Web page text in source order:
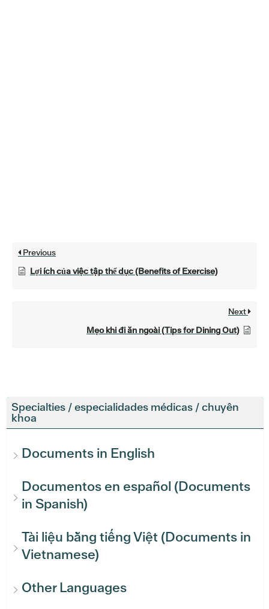
Specialties / especialidades médicas / chuyên
khoa
Documents in English
Documentos en español (Documents
in Spanish)
Tài liệu bằng tiếng Việt (Documents in
Vietnamese)
Other Languages
Previous
Lợi ích của việc tập thể dục (Benefits of Exercise)
Next
Mẹo khi đi ăn ngoài (Tips for Dining Out)